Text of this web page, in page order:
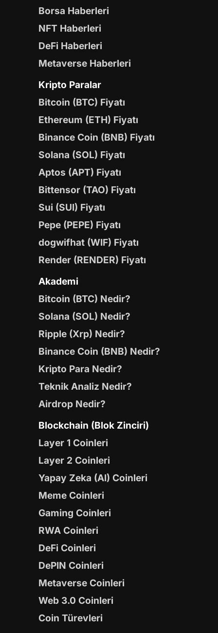
Borsa Haberleri
NFT Haberleri
DeFi Haberleri
Metaverse Haberleri
Kripto Paralar
Bitcoin (BTC) Fiyatı
Ethereum (ETH) Fiyatı
Binance Coin (BNB) Fiyatı
Solana (SOL) Fiyatı
Aptos (APT) Fiyatı
Bittensor (TAO) Fiyatı
Sui (SUI) Fiyatı
Pepe (PEPE) Fiyatı
dogwifhat (WIF) Fiyatı
Render (RENDER) Fiyatı
Akademi
Bitcoin (BTC) Nedir?
Solana (SOL) Nedir?
Ripple (Xrp) Nedir?
Binance Coin (BNB) Nedir?
Kripto Para Nedir?
Teknik Analiz Nedir?
Airdrop Nedir?
Blockchain (Blok Zinciri)
Layer 1 Coinleri
Layer 2 Coinleri
Yapay Zeka (AI) Coinleri
Meme Coinleri
Gaming Coinleri
RWA Coinleri
DeFi Coinleri
DePIN Coinleri
Metaverse Coinleri
Web 3.0 Coinleri
Coin Türevleri